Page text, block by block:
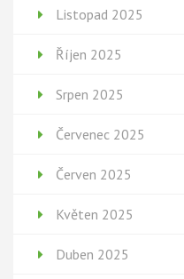
Listopad 2025
Říjen 2025
Srpen 2025
Červenec 2025
Červen 2025
Květen 2025
Duben 2025